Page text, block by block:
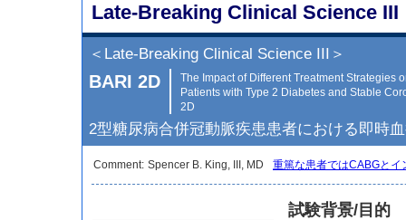
Late-Breaking Clinical Science III
＜Late-Breaking Clinical Science III＞
BARI 2D
The Impact of Different Treatment Strategies
Patients with Type 2 Diabetes and Stable
2D
2型糖尿病合併冠動脈疾患患者における即時
Comment: Spencer B. King, III, MD 重篤な患者ではCABGと
試験背景/目的